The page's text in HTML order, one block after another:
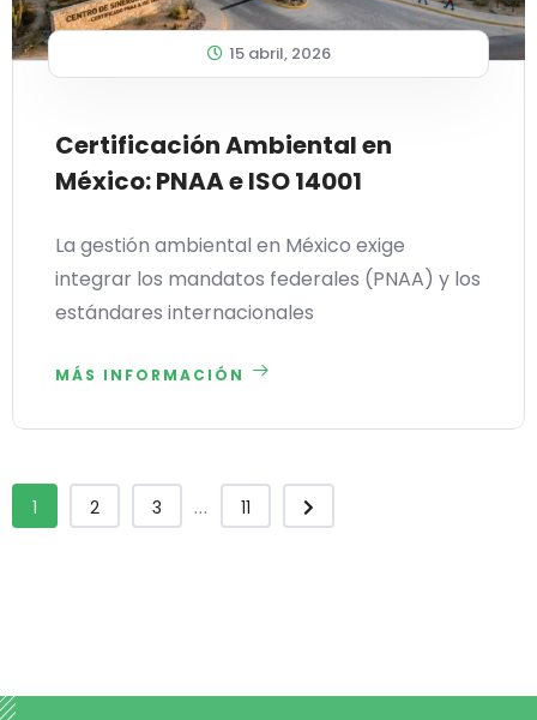
15 abril, 2026
Certificación Ambiental en
México: PNAA e ISO 14001
La gestión ambiental en México exige
integrar los mandatos federales (PNAA) y los
estándares internacionales
MÁS INFORMACIÓN
1 2 3 ... 11